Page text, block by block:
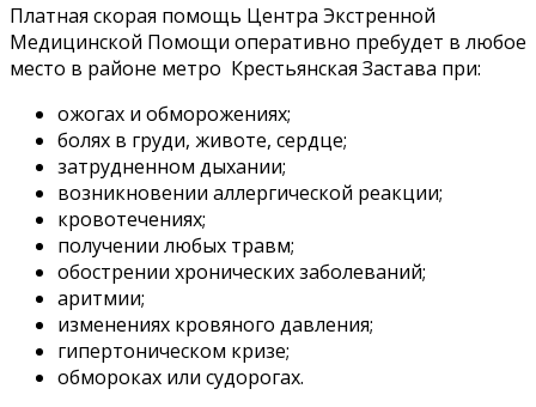
Платная скорая помощь Центра Экстренной
Медицинской Помощи оперативно пребудет в любое
место в районе метро Крестьянская Застава при:
ожогах и обморожениях;
болях в груди, животе, сердце;
затрудненном дыхании;
возникновении аллергической реакции;
кровотечениях;
получении любых травм;
обострении хронических заболеваний;
аритмии;
изменениях кровяного давления;
гипертоническом кризе;
обмороках или судорогах.